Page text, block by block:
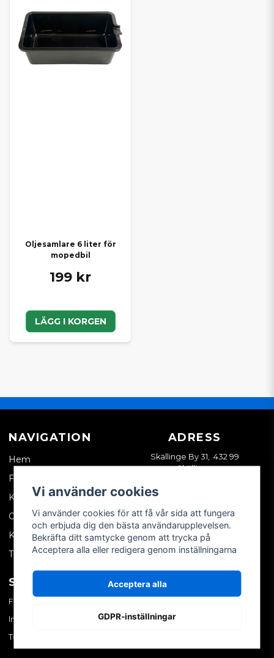
Oljesamlare 6 liter för
mopedbil
199 kr
LÄGG I KORGEN
NAVIGATION
Hem
Företagskund
Kontakta oss
Om oss
Köpvillkor
Tips & trix
ADRESS
Skällinge By 31, 432 99
Skällinge
SOCIALA MEDIER
Facebook
Instagram
TikTok
MITT KONTO
Skapa konto
Vi använder cookies
Vi använder cookies för att få vår sida att fungera
och erbjuda dig den bästa användarupplevelsen.
Bekräfta ditt samtycke genom att trycka på
Acceptera alla eller redigera genom inställningarna
Acceptera alla
GDPR-inställningar